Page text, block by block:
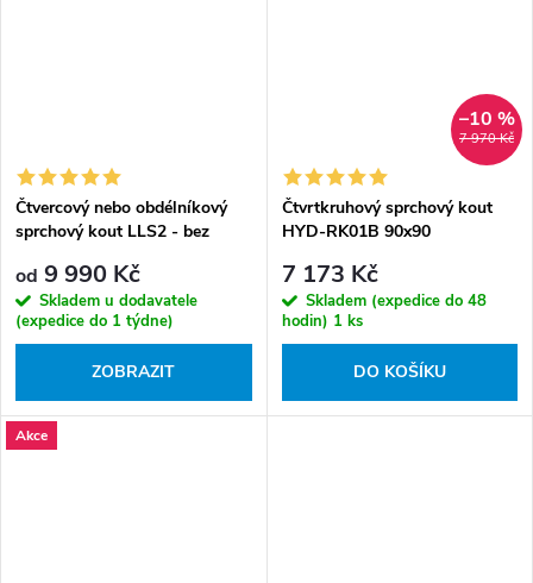
Čtvercový nebo obdélníkový
sprchový kout LLS2 - bez
od 9 990 Kč
Skladem u dodavatele
(expedice do 1 týdne)
ZOBRAZIT
7 970 Kč
–10 %
Čtvrtkruhový sprchový kout
HYD-RK01B 90x90
vaničky
7 173 Kč
Skladem (expedice do 48
hodin) 1 ks
DO KOŠÍKU
Akce